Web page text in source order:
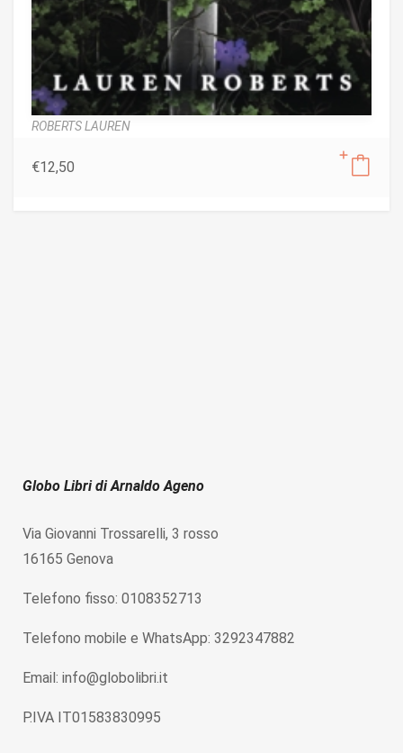
ROBERTS LAUREN
€12,50
Globo Libri di Arnaldo Ageno
Via Giovanni Trossarelli, 3 rosso
16165 Genova
Telefono fisso: 0108352713
Telefono mobile e WhatsApp: 3292347882
Email: info@globolibri.it
P.IVA IT01583830995